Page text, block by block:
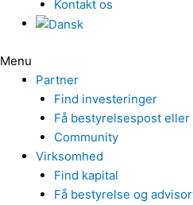
Kontakt os
Menu
Partner
Find investeringer
Få bestyrelsespost
Community
Virksomhed
Find kapital
Få bestyrelse og